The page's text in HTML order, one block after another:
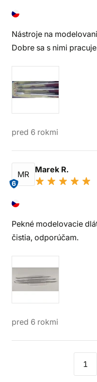
Nástroje na
Dobre sa s nimi
pred 6 rokmi
MR
6
Marek R.
Pekné modelovacie
čistia, odporúčam.
pred 6 rokmi
1